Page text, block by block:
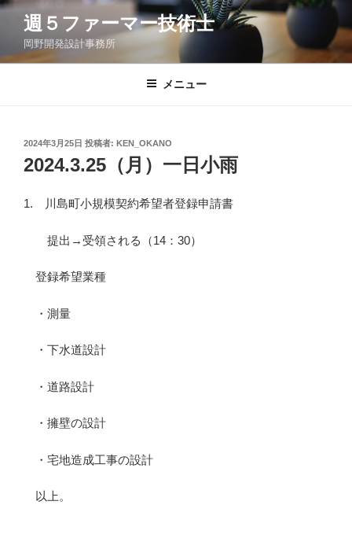
コ
ン
週５ファーマー技術士
岡野開発設計事務所
メニュー
投
稿
日:
2024年3月25日 投稿者: KEN_OKANO
2024.3.25（月）一日小雨
1. 川島町小規模契約希望者登録申請書
提出→受領される（14：30）
登録希望業種
・測量
・下水道設計
・道路設計
・擁壁の設計
・宅地造成工事の設計
以上。